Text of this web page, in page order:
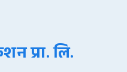
प्रा. लि.